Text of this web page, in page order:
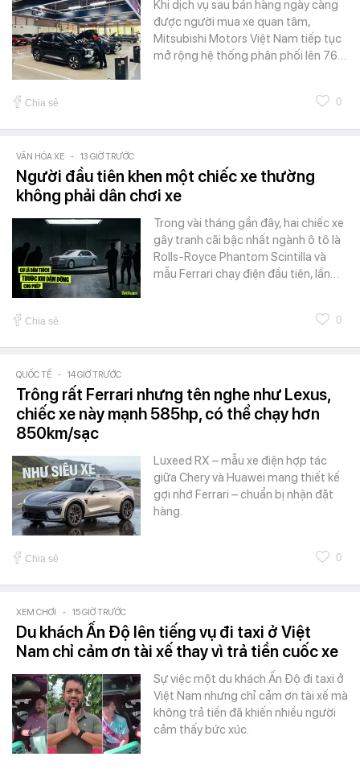
Khi dịch vụ sau bán hàng ngày càng
được người mua xe quan tâm,
Mitsubishi Motors Việt Nam tiếp tục
mở rộng hệ thống phân phối lên 76…
Chia sẻ 0
VĂN HÓA XE - 13 GIỜ TRƯỚC
Người đầu tiên khen một chiếc xe thường
không phải dân chơi xe
Trong vài tháng gần đây, hai chiếc xe
gây tranh cãi bậc nhất ngành ô tô là
Rolls-Royce Phantom Scintilla và
mẫu Ferrari chạy điện đầu tiên, lần…
Chia sẻ 0
QUỐC TẾ - 14 GIỜ TRƯỚC
Trông rất Ferrari nhưng tên nghe như Lexus,
chiếc xe này mạnh 585hp, có thể chạy hơn
850km/sạc
Luxeed RX – mẫu xe điện hợp tác
giữa Chery và Huawei mang thiết kế
gợi nhớ Ferrari – chuẩn bị nhận đặt
hàng.
Chia sẻ 0
XEM CHƠI - 15 GIỜ TRƯỚC
Du khách Ấn Độ lên tiếng vụ đi taxi ở Việt
Nam chỉ cảm ơn tài xế thay vì trả tiền cuốc xe
Sự việc một du khách Ấn Độ đi taxi ở
Việt Nam nhưng chỉ cảm ơn tài xế mà
không trả tiền đã khiến nhiều người
cảm thấy bức xúc.